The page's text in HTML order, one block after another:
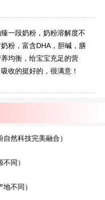
一段奶粉，奶粉溶解度不
粉，富含DHA，胆碱，膳
均衡，给宝宝充足的营
收的挺好的，很满意！
然科技完美融合）
同）
不同）